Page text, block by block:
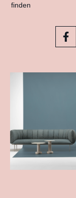
finden